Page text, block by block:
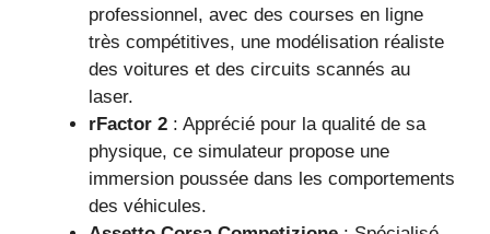
professionnel, avec des courses en ligne
très compétitives, une modélisation réaliste
des voitures et des circuits scannés au
laser.
rFactor 2 : Apprécié pour la qualité de sa
physique, ce simulateur propose une
immersion poussée dans les comportements
des véhicules.